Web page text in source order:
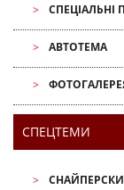
СПЕЦІАЛЬНІ
АВТОТЕМА
СПЕЦТЕМИ